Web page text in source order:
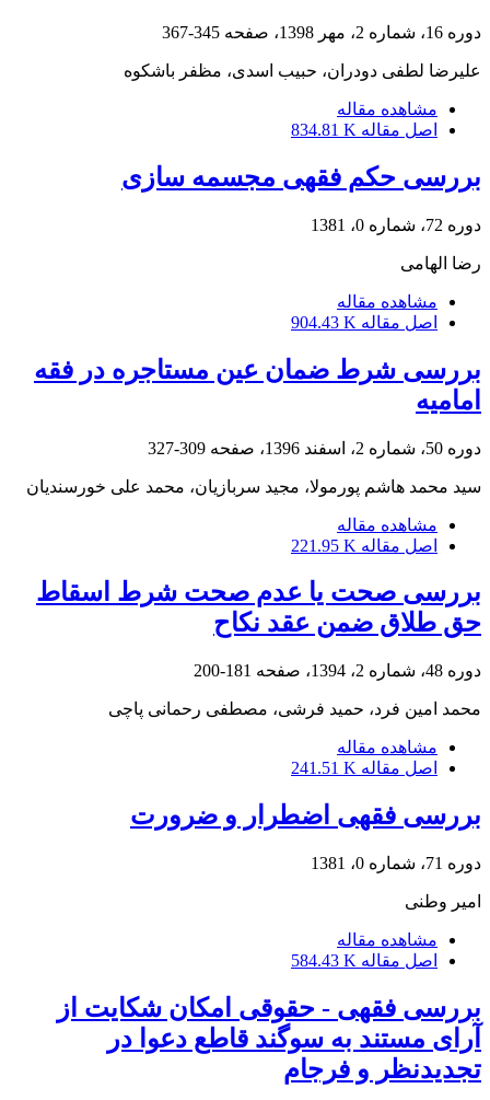
دوره 16، شماره 2، مهر 1398، صفحه 345-367
علیرضا لطفی دودران، حبیب اسدی، مظفر باشکوه
مشاهده مقاله
اصل مقاله 834.81 K
بررسی حکم فقهی مجسمه سازی
دوره 72، شماره 0، 1381
رضا الهامی
مشاهده مقاله
اصل مقاله 904.43 K
بررسی شرط ضمان عین مستاجره در فقه
امامیه
دوره 50، شماره 2، اسفند 1396، صفحه 309-327
سید محمد هاشم پورمولا، مجید سربازیان، محمد علی خورسندیان
مشاهده مقاله
اصل مقاله 221.95 K
بررسی صحت یا عدم صحت شرط اسقاط
حق طلاق ضمن عقد نکاح
دوره 48، شماره 2، 1394، صفحه 181-200
محمد امین فرد، حمید فرشی، مصطفی رحمانی پاچی
مشاهده مقاله
اصل مقاله 241.51 K
بررسی فقهی اضطرار و ضرورت
دوره 71، شماره 0، 1381
امیر وطنی
مشاهده مقاله
اصل مقاله 584.43 K
بررسی فقهی - حقوقی امکان شکایت از
آرای مستند به سوگند قاطع دعوا در
تجدیدنظر و فرجام